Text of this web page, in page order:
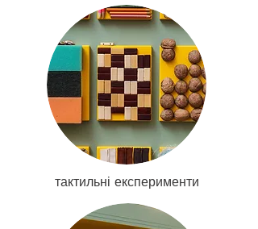
тактильні експерименти